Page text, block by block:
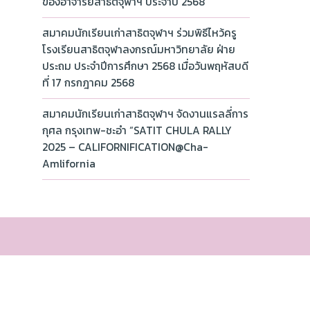
สมาคมนักเรียนเก่าสาธิตจุฬาฯ ร่วมพิธีไหว้ครู
โรงเรียนสาธิตจุฬาลงกรณ์มหาวิทยาลัย ฝ่าย
ประถม ประจำปีการศึกษา 2568 เมื่อวันพฤหัสบดี
ที่ 17 กรกฎาคม 2568
สมาคมนักเรียนเก่าสาธิตจุฬาฯ จัดงานแรลลี่การ
กุศล กรุงเทพ-ชะอำ “SATIT CHULA RALLY
2025 – CALIFORNIFICATION@Cha-
Amlifornia